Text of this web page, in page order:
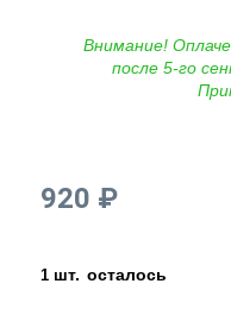
Внимание!
после 5-го
920 ₽
1 шт. осталось